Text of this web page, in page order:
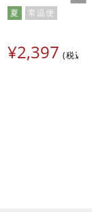
夏 常温便
¥2,397 税込